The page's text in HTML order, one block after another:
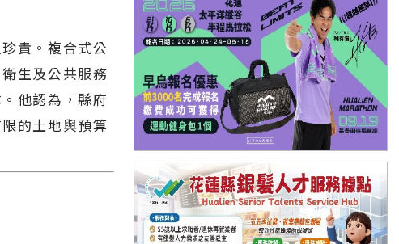
貴。複合式公
生及公共服務
他認為，縣府
的土地與預算